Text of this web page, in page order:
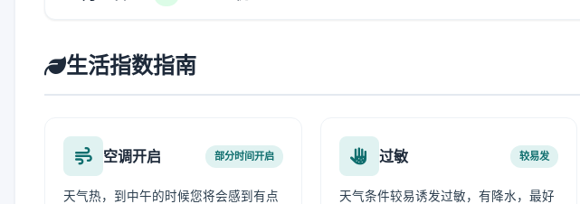
生活指数指南
空调开启 部分时间开启
天气热，到中午的时候您将会感到有点
过敏 较易发
天气条件较易诱发过敏，有降水，最好